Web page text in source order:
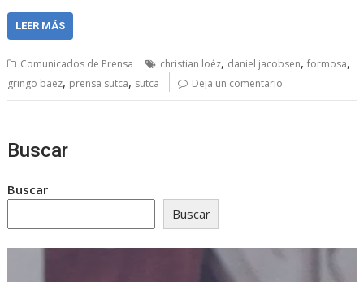
LEER MÁS
Comunicados de Prensa christian loéz, daniel jacobsen,formosa,
gringo baez, prensa sutca, sutca Deja un comentario
Buscar
Buscar
Buscar